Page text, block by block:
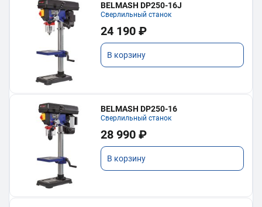
BELMASH DP250-16J
Сверлильный станок
24 190 ₽
В корзину
BELMASH DP250-16
Сверлильный станок
28 990 ₽
В корзину